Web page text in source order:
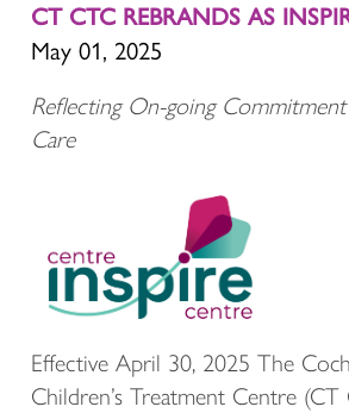
CT CTC REBRANDS AS
May 01, 2025
Reflecting On-going
Care
Effective April 30, 2025 The
Children’s Treatment Centre